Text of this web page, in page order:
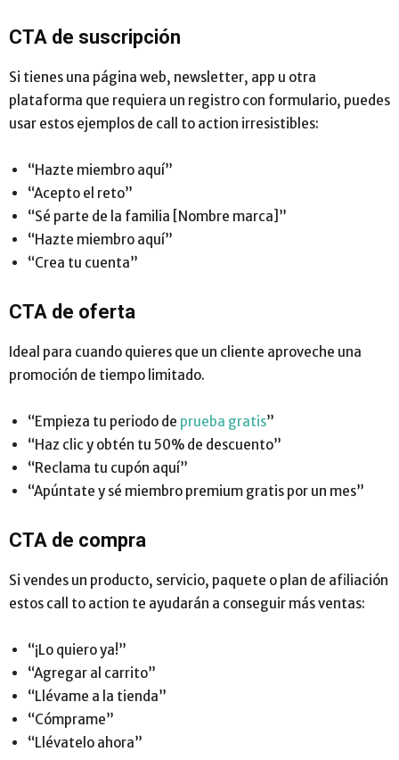
CTA de suscripción
Si tienes una página web, newsletter, app u otra
plataforma que requiera un registro con formulario, puedes
usar estos ejemplos de call to action irresistibles:
“Hazte miembro aquí”
“Acepto el reto”
“Sé parte de la familia [Nombre marca]”
“Hazte miembro aquí”
“Crea tu cuenta”
CTA de oferta
Ideal para cuando quieres que un cliente aproveche una
promoción de tiempo limitado.
“Empieza tu periodo de prueba gratis”
“Haz clic y obtén tu 50% de descuento”
“Reclama tu cupón aquí”
“Apúntate y sé miembro premium gratis por un mes”
CTA de compra
Si vendes un producto, servicio, paquete o plan de afiliación
estos call to action te ayudarán a conseguir más ventas:
“¡Lo quiero ya!”
“Agregar al carrito”
“Llévame a la tienda”
“Cómprame”
“Llévatelo ahora”